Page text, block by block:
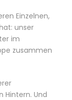
Einzelnen,
unser
im
zusammen
Hintern. Und